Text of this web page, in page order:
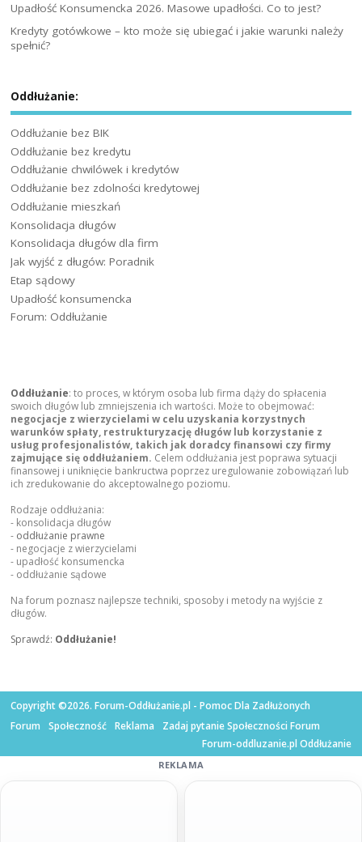
Upadłość Konsumencka 2026. Masowe upadłości. Co to jest?
Kredyty gotówkowe – kto może się ubiegać i jakie warunki należy
spełnić?
Oddłużanie:
Oddłużanie bez BIK
Oddłużanie bez kredytu
Oddłużanie chwilówek i kredytów
Oddłużanie bez zdolności kredytowej
Oddłużanie mieszkań
Konsolidacja długów
Konsolidacja długów dla firm
Jak wyjść z długów: Poradnik
Etap sądowy
Upadłość konsumencka
Forum: Oddłużanie
Oddłużanie: to proces, w którym osoba lub firma dąży do spłacenia
swoich długów lub zmniejszenia ich wartości. Może to obejmować:
negocjacje z wierzycielami w celu uzyskania korzystnych
warunków spłaty, restrukturyzację długów lub korzystanie z
usług profesjonalistów, takich jak doradcy finansowi czy firmy
zajmujące się oddłużaniem. Celem oddłużania jest poprawa sytuacji
finansowej i uniknięcie bankructwa poprzez uregulowanie zobowiązań lub
ich zredukowanie do akceptowalnego poziomu.
Rodzaje oddłużania:
- konsolidacja długów
- oddłużanie prawne
- negocjacje z wierzycielami
- upadłość konsumencka
- oddłużanie sądowe
Na forum poznasz najlepsze techniki, sposoby i metody na wyjście z
długów.
Sprawdź: Oddłużanie!
Copyright ©2026. Forum-Oddłużanie.pl - Pomoc Dla Zadłużonych
Forum
Społeczność Reklama
Zadaj pytanie Społeczności Forum
Forum-oddluzanie.pl Oddłużanie
REKLAMA